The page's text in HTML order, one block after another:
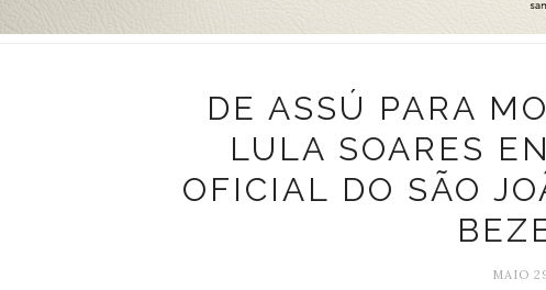
DE ASSÚ PARA
LULA SOARES
OFICIAL DO SÃO
MAIO